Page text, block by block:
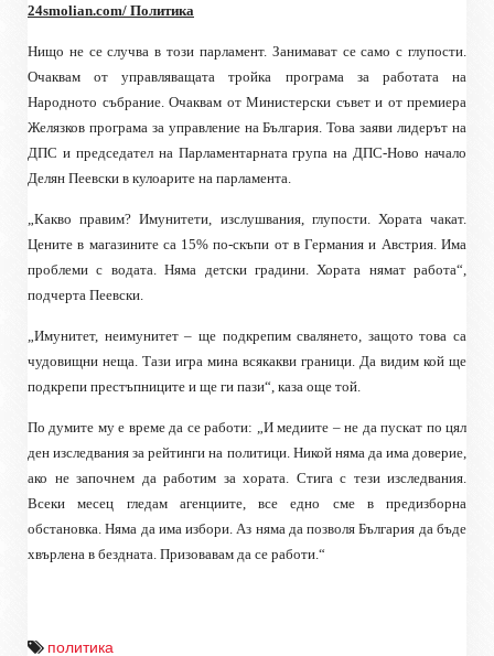
24smolian.com/ Политика
Нищо не се случва в този парламент. Занимават се само с глупости.
Очаквам от управляващата тройка програма за работата на
Народното събрание. Очаквам от Министерски съвет и от премиера
Желязков програма за управление на България. Това заяви лидерът на
ДПС и председател на Парламентарната група на ДПС-Ново начало
Делян Пеевски в кулоарите на парламента.
„Какво правим? Имунитети, изслушвания, глупости. Хората чакат.
Цените в магазините са 15% по-скъпи от в Германия и Австрия. Има
проблеми с водата. Няма детски градини. Хората нямат работа“,
подчерта Пеевски
„Имунитет, неимунитет – ще подкрепим свалянето, защото това са
чудовищни неща. Тази игра мина всякакви граници. Да видим кой ще
подкрепи престъпниците и ще ги пази“, каза още той.
По думите му е време да се работи: „И медиите – не да пускат по цял
ден изследвания за рейтинги на политици. Никой няма да има доверие,
ако не започнем да работим за хората. Стига с тези изследвания.
Всеки месец гледам агенциите, все едно сме в предизборна
обстановка. Няма да има избори. Аз няма да позволя България да бъде
хвърлена в бездната. Призовавам да се работи.“
политика